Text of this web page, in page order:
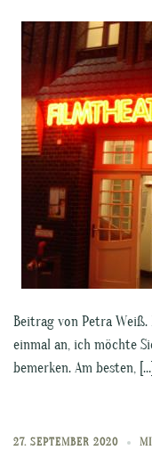
Beitrag von Petra Weiß.
einmal an, ich möchte
bemerken. Am besten, […]
27. SEPTEMBER 2020